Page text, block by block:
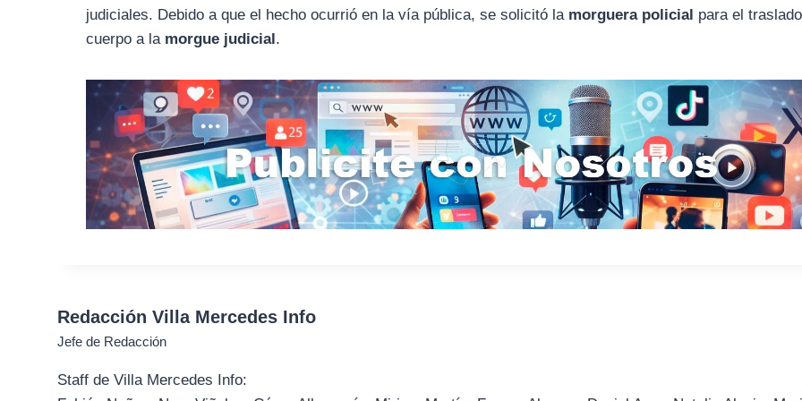
judiciales. Debido a que el hecho ocurrió en la vía pública, se solicitó la morguera policial para el
cuerpo a la morgue judicial.
Redacción Villa Mercedes Info
Jefe de Redacción
Staff de Villa Mercedes Info: